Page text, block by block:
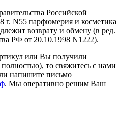
Российской
г. N55 парфюмерия и косметика
возврату и обмену (в ред.
РФ от 20.10.1998 N1222).
или Вы получили
то свяжитесь с нами
напишите письмо
. Мы оперативно решим Ваш